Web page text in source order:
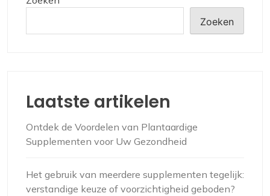
Zoeken
Laatste artikelen
Ontdek de Voordelen van Plantaardige
Supplementen voor Uw Gezondheid
Het gebruik van meerdere supplementen tegelijk:
verstandige keuze of voorzichtigheid geboden?